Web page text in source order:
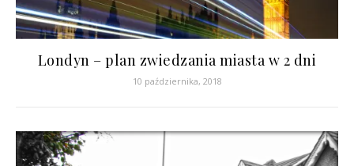
Londyn – plan zwiedzania miasta w 2 dni
10 października, 2018